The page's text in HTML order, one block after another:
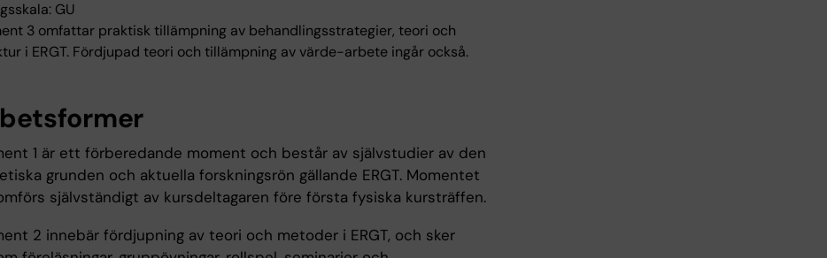
GU
3 omfattar praktisk tillämpning av behandlingsstrategier, teori och
i ERGT. Fördjupad teori och tillämpning av värde-arbete ingår också.
1 är ett förberedande moment och består av självstudier av den
grunden och aktuella forskningsrön gällande ERGT. Momentet
självständigt av kursdeltagaren före första fysiska kursträffen.
2 innebär fördjupning av teori och metoder i ERGT, och sker